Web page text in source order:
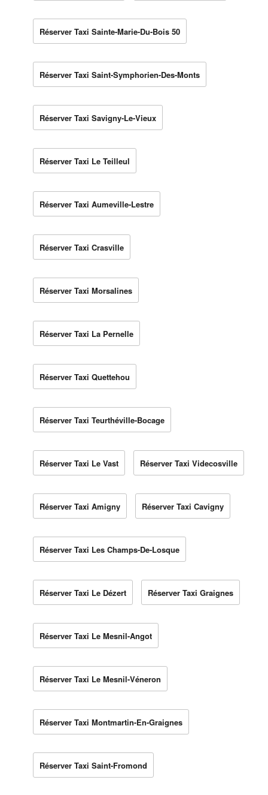
Réserver Taxi Sainte-Marie-Du-Bois 50
Réserver Taxi Saint-Symphorien-Des-Monts
Réserver Taxi Savigny-Le-Vieux
Réserver Taxi Le Teilleul
Réserver Taxi Aumeville-Lestre
Réserver Taxi Crasville
Réserver Taxi Morsalines
Réserver Taxi La Pernelle
Réserver Taxi Quettehou
Réserver Taxi Teurthéville-Bocage
Réserver Taxi Le Vast Réserver Taxi Videcosville
Réserver Taxi Amigny Réserver Taxi Cavigny
Réserver Taxi Les Champs-De-Losque
Réserver Taxi Le Dézert Réserver Taxi Graignes
Réserver Taxi Le Mesnil-Angot
Réserver Taxi Le Mesnil-Véneron
Réserver Taxi Montmartin-En-Graignes
Réserver Taxi Saint-Fromond